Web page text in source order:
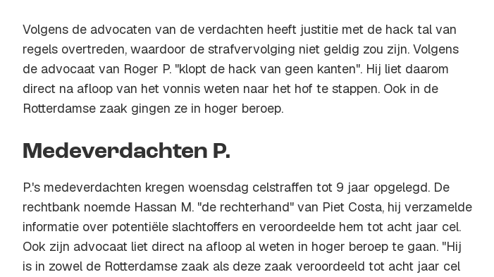
Volgens de advocaten van de verdachten heeft justitie met de hack tal van
regels overtreden, waardoor de strafvervolging niet geldig zou zijn. Volgens
de advocaat van Roger P. "klopt de hack van geen kanten". Hij liet daarom
direct na afloop van het vonnis weten naar het hof te stappen. Ook in de
Rotterdamse zaak gingen ze in hoger beroep.
Medeverdachten P.
P.'s medeverdachten kregen woensdag celstraffen tot 9 jaar opgelegd. De
rechtbank noemde Hassan M. "de rechterhand" van Piet Costa, hij verzamelde
informatie over potentiële slachtoffers en veroordeelde hem tot acht jaar cel.
Ook zijn advocaat liet direct na afloop al weten in hoger beroep te gaan. "Hij
is in zowel de Rotterdamse zaak als deze zaak veroordeeld tot acht jaar cel